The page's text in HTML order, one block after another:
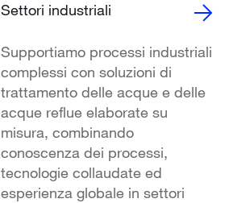
Settori industriali
Supportiamo processi industriali
complessi con soluzioni di
trattamento delle acque e delle
acque reflue elaborate su
misura, combinando
conoscenza dei processi,
tecnologie collaudate ed
esperienza globale in settori